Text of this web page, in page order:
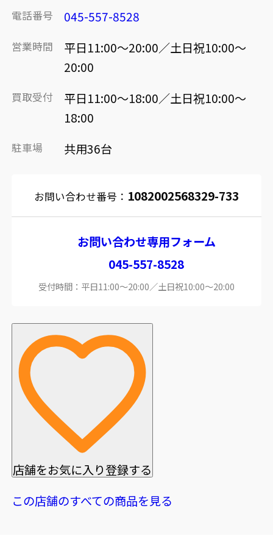
電話番号 045-557-8528
営業時間
平日11:00～20:00／土日祝10:00～
20:00
買取受付
平日11:00～18:00／土日祝10:00～
18:00
駐車場 共用36台
お問い合わせ番号： 1082002568329-733
お問い合わせ専用フォーム
045-557-8528
受付時間：平日11:00～20:00／土日祝10:00～20:00
店舗をお気に入り登録する
この店舗のすべての商品を見る